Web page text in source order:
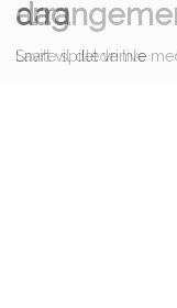
dag
Snart vil det vrimle
Lavite spillede live